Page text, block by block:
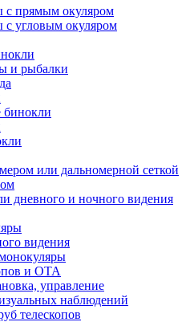
с прямым окуляром
с угловым окуляром
и рыбалки
бинокли
или дальномерной сеткой
дневного и ночного видения
видения
и ОТА
управление
наблюдений
телескопов